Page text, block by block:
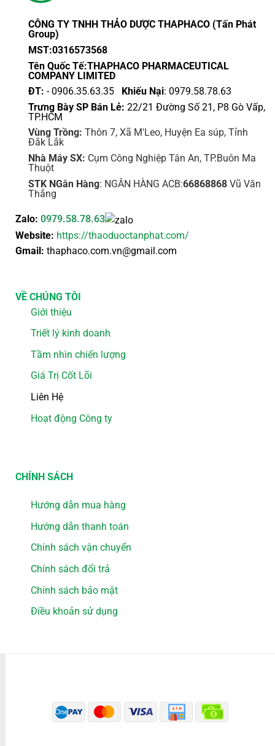
CÔNG TY TNHH THẢO DƯỢC THAPHACO (Tấn Phát
Group)
MST:0316573568
Tên Quốc Tế:THAPHACO PHARMACEUTICAL
COMPANY LIMITED
ĐT: - 0906.35.63.35 Khiếu Nại: 0979.58.78.63
Trưng Bày SP Bán Lẻ: 22/21 Đường Số 21, P8 Gò Vấp,
TP.HCM
Vùng Trồng: Thôn 7, Xã M'Leo, Huyện Ea súp, Tỉnh
Đắk Lắk
Nhà Máy SX: Cụm Công Nghiệp Tân An, TP.Buôn Ma
Thuột
STK NGân Hàng: NGÂN HÀNG ACB:66868868Vũ Văn
Thắng
Zalo: 0979.58.78.63
Website: https://thaoduoctanphat.com/
Gmail: thaphaco.com.vn@gmail.com
VỀ CHÚNG TÔI
Giới thiệu
Triết lý kinh doanh
Tầm nhìn chiến lượng
Giá Trị Cốt Lõi
Liên Hệ
Hoạt động Công ty
CHÍNH SÁCH
Hướng dẫn mua hàng
Hướng dẫn thanh toán
Chính sách vận chuyển
Chính sách đổi trả
Chính sách bảo mật
Điều khoản sử dụng